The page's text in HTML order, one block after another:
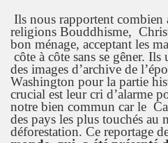
Ils nous rapportent combien
religions Bouddhisme,
bon ménage, acceptant les
côte à côte sans se gêner.
des images d’archive de
Washington pour la partie
crucial est leur cri d’alarme
notre bien commun car le
des pays les plus touchés au
déforestation. Ce reportage